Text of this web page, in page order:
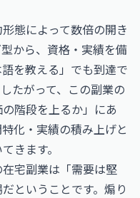
態によって数倍の開き
から、資格・実績を備
を教える」でも到達で
たがって、この副業の
階段を上るか」にあ
化・実績の積み上げと
きます。
宅副業は「需要は堅
ということです。煽り